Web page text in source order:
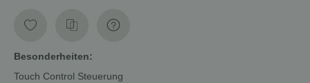
Besonderheiten:
Touch Control Steuerung